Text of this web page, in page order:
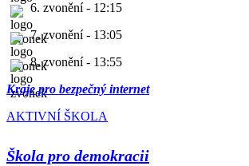
6. zvonění - 12:15
7. zvonění - 13:05
8. zvonění - 13:55
Kraje pro bezpečný internet
AKTIVNÍ ŠKOLA
Škola pro demokracii